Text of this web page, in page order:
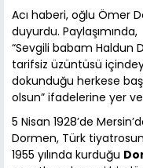
Acı haberi, oğlu Ömer
duyurdu. Paylaşımında,
“Sevgili babam Haldun
tarifsiz üzüntüsü
dokunduğu herkese
olsun” ifadelerine yer
5 Nisan 1928’de
Dormen, Türk
1955 yılında kurduğu